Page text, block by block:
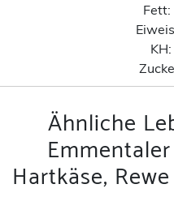
Fett:
KH:
Ähnliche
Hartkäse,